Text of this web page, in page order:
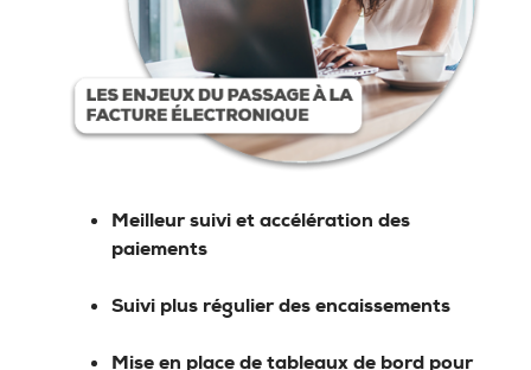
Meilleur suivi et accélération des
paiements
Suivi plus régulier des encaissements
Mise en place de tableaux de bord pour